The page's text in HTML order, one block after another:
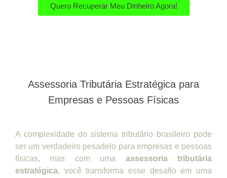
Quero Recuperar Meu Dinheiro Agora!
Assessoria Tributária Estratégica para
Empresas e Pessoas Físicas
A complexidade do sistema tributário brasileiro pode
ser um verdadeiro pesadelo para empresas e pessoas
físicas, mas com uma assessoria tributária
estratégica, você transforma esse desafio em uma